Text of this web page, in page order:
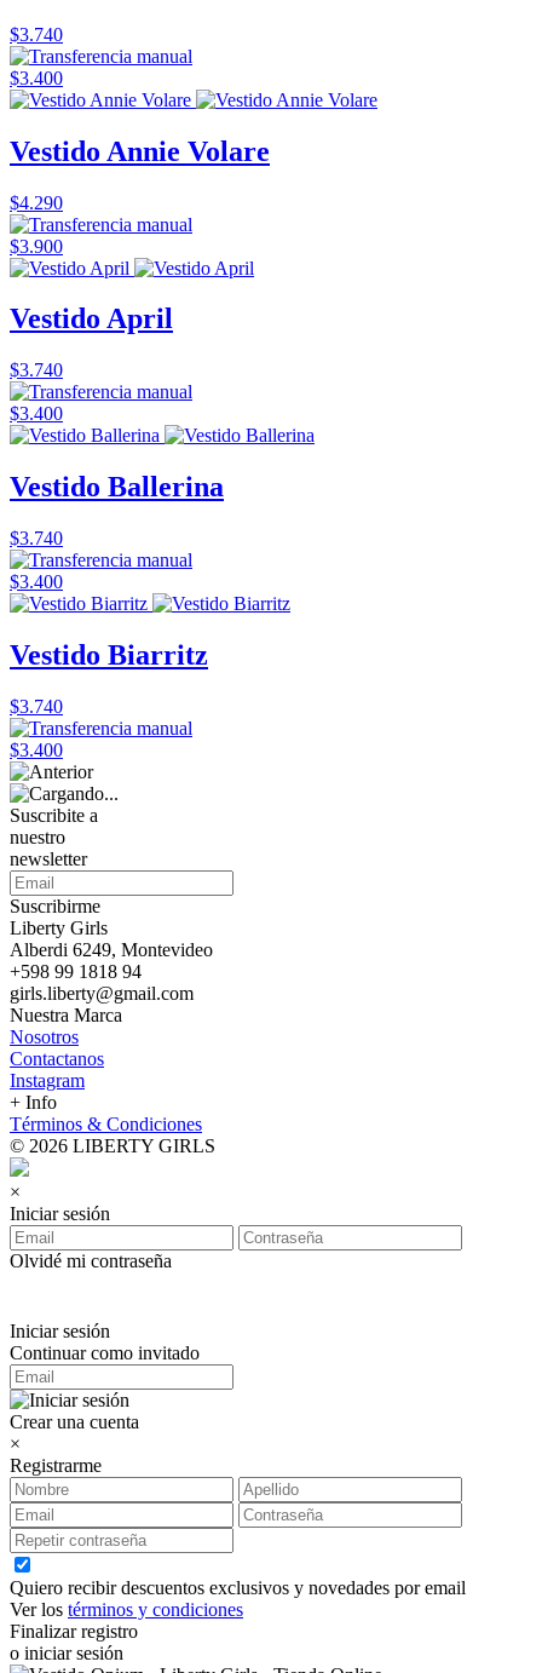
$3.740
$3.400
Vestido Annie Volare
$4.290
$3.900
Vestido April
$3.740
$3.400
Vestido Ballerina
$3.740
$3.400
Vestido Biarritz
$3.740
$3.400
Suscribite a
nuestro
newsletter
Suscribirme
Liberty Girls
Alberdi 6249, Montevideo
+598 99 1818 94
girls.liberty@gmail.com
Nuestra Marca
Nosotros
Contactanos
Instagram
+ Info
Términos & Condiciones
© 2026 LIBERTY GIRLS
×
Iniciar sesión
Olvidé mi contraseña
Iniciar sesión
Continuar como invitado
Crear una cuenta
×
Registrarme
Quiero recibir descuentos exclusivos y novedades por email
Ver los términos y condiciones
Finalizar registro
o iniciar sesión